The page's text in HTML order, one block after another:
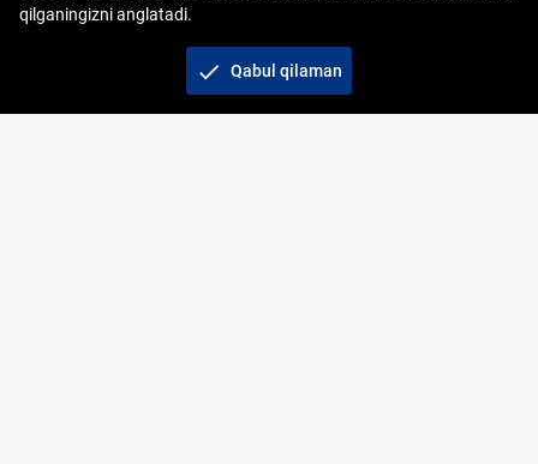
Copyright © 2017-2026. "Elektron onlayn-auksionlarni
tashkil etish" AJ. Barcha huquqlar himoyalangan
qilganingizni anglatadi.
check Qabul qilaman